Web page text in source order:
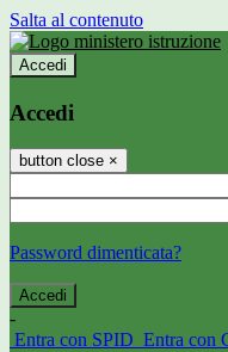
Salta al contenuto
Accedi
Accedi
button close ×
Password dimenticata?
-
Entra con SPID Entra con